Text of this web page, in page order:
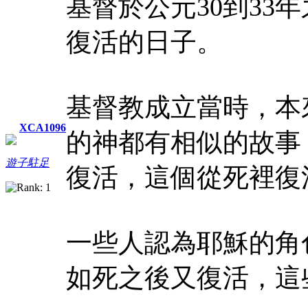
XCA1096
遊子駐足
基督於公元30到33
復活的日子。
基督教成立當時，
的神都有相似的故
復活，這個從死裡
一些人認為耶穌的
如死之後又復活，